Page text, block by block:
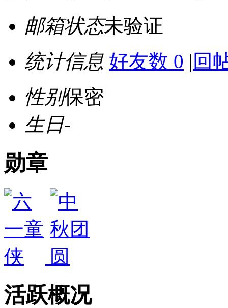
邮箱状态未验证
统计信息 好友数 0 | 回
性别保密
生日-
勋章
活跃概况